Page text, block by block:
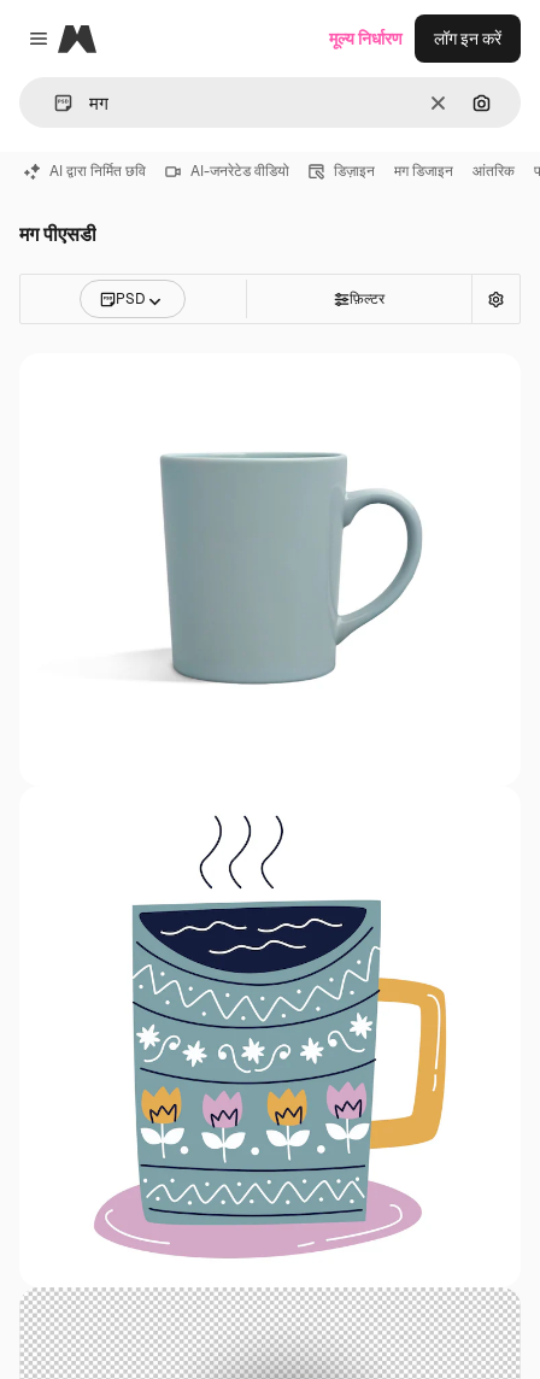
Close menu
Magnific
साफ़ इमेज से
मूल्य निर्धारण लॉग इन करें
AI द्वारा निर्मित छवि AI-जनरेटेड वीडियो डिज़ाइन मग डिजाइन आंतरिक
मग पीएसडी
PSD फ़िल्टर